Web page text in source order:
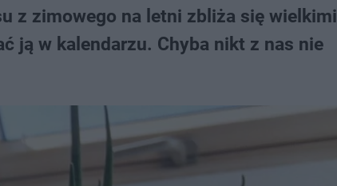
z zimowego na letni zbliża się wielkimi
ją w kalendarzu. Chyba nikt z nas nie